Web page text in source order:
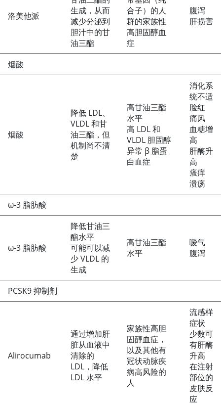
洛美他派
生成，从而
减少分泌到
胆汁中的甘
油三酯
合子）的人
群的家族性
高胆固醇血
症
腹泻
肝损害
烟酸
烟酸
降低 LDL、
VLDL 和甘
油三酯，但
机制尚不清
楚
高甘油三酯
水平
高 LDL 和
VLDL 胆固醇
异常 β 脂蛋
白血症
消化系
统不适
脸红
痛风
血糖增
高
肝酶升
高
瘙痒
溃疡
ω-3 脂肪酸
ω-3 脂肪酸
降低甘油三
酯水平
可能可以减
少 VLDL 的
生成
高甘油三酯
水平
嗳气
腹泻
PCSK9 抑制剂
Alirocumab
通过增加肝
脏从血液中
清除的
LDL，降低
LDL 水平
家族性高胆
固醇血症，
以及其他有
冠状动脉疾
病高风险的
人
流感样
症状
少数可
有肝酶
升高
在注射
部位的
皮肤反
应